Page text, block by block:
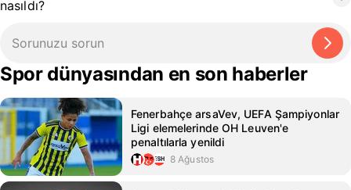
nasıldı?
Spor dünyasından en son haberler
Fenerbahçe arsaVev, UEFA Şampiyonlar
Ligi elemelerinde OH Leuven'e
penaltılarla yenildi
8 Ağustos